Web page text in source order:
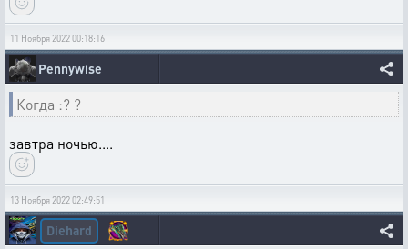
11 Ноября 2022 00:18:16
Pennywise
Когда :? ?
завтра ночью....
13 Ноября 2022 02:49:51
Diehard